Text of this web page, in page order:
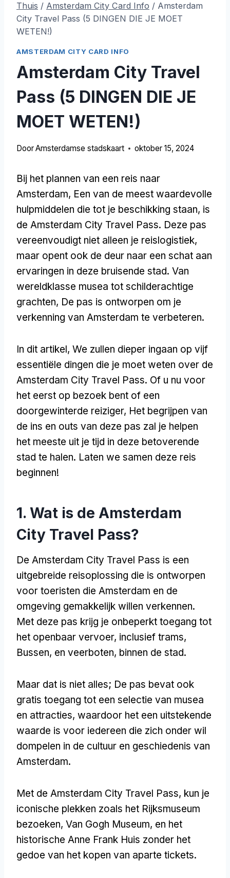
Thuis / Amsterdam City Card Info / Amsterdam
City Travel Pass (5 DINGEN DIE JE MOET
WETEN!)
AMSTERDAM CITY CARD INFO
Amsterdam City Travel
Pass (5 DINGEN DIE JE
MOET WETEN!)
DoorAmsterdamse stadskaart oktober 15, 2024
Bij het plannen van een reis naar
Amsterdam, Een van de meest waardevolle
hulpmiddelen die tot je beschikking staan, is
de Amsterdam City Travel Pass. Deze pas
vereenvoudigt niet alleen je reislogistiek,
maar opent ook de deur naar een schat aan
ervaringen in deze bruisende stad. Van
wereldklasse musea tot schilderachtige
grachten, De pas is ontworpen om je
verkenning van Amsterdam te verbeteren.
In dit artikel, We zullen dieper ingaan op vijf
essentiële dingen die je moet weten over de
Amsterdam City Travel Pass. Of u nu voor
het eerst op bezoek bent of een
doorgewinterde reiziger, Het begrijpen van
de ins en outs van deze pas zal je helpen
het meeste uit je tijd in deze betoverende
stad te halen. Laten we samen deze reis
beginnen!
1. Wat is de Amsterdam
City Travel Pass?
De Amsterdam City Travel Pass is een
uitgebreide reisoplossing die is ontworpen
voor toeristen die Amsterdam en de
omgeving gemakkelijk willen verkennen.
Met deze pas krijg je onbeperkt toegang tot
het openbaar vervoer, inclusief trams,
Bussen, en veerboten, binnen de stad.
Maar dat is niet alles; De pas bevat ook
gratis toegang tot een selectie van musea
en attracties, waardoor het een uitstekende
waarde is voor iedereen die zich onder wil
dompelen in de cultuur en geschiedenis van
Amsterdam.
Met de Amsterdam City Travel Pass, kun je
iconische plekken zoals het Rijksmuseum
bezoeken, Van Gogh Museum, en het
historische Anne Frank Huis zonder het
gedoe van het kopen van aparte tickets.